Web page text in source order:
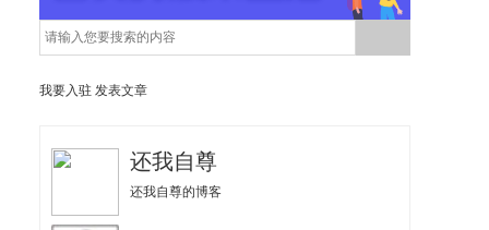
我要入驻 发表文章
还我自尊
还我自尊的博客